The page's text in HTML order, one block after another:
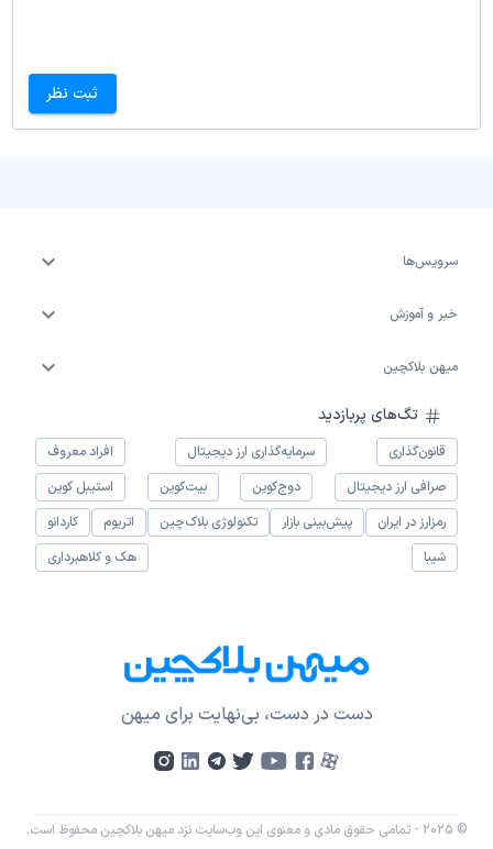
ثبت نظر
سرویس‌ها
خبر و آموزش
میهن بلاکچین
تگ‌های پربازدید
قانون‌گذاری سرمایه‌گذاری ارز دیجیتال
افراد معروف
صرافی ارز دیجیتال
دوج‌کوین بیت‌کوین
استیبل کوین
رمزارز در ایران
پیش‌بینی بازار تکنولوژی بلاک‌چین اتریوم
کاردانو
شیبا
هک و کلاهبرداری
دست در دست، بی‌نهایت برای میهن
© 2025 - تمامی حقوق مادی و معنوی این وب‌سایت نزد میهن بلاکچین محفوظ است.